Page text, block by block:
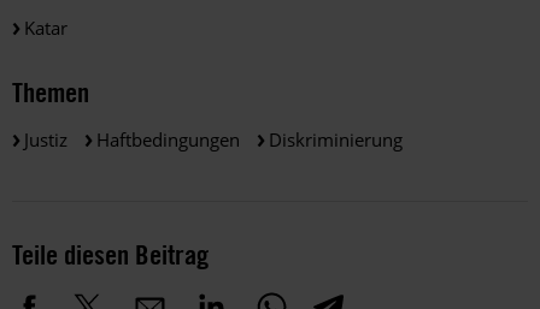
Katar
Themen
Justiz Haftbedingungen Diskriminierung
Teile diesen Beitrag